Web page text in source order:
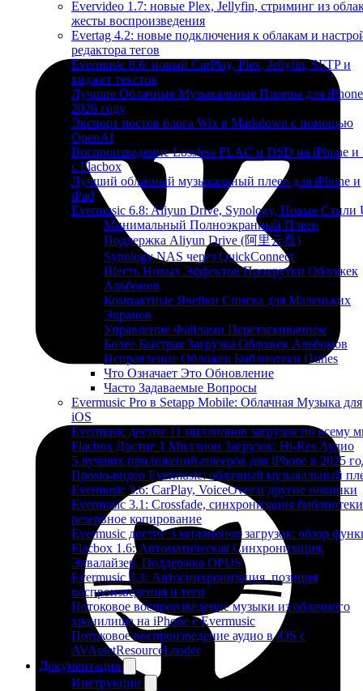
Evervideo 1.7: новые Plex, Jellyfin, стриминг из
жесты воспроизведения
Evertag 4.2: новые подключения к облакам и
редактора тегов
Evermusic 8.6: новый CarPlay, Plex, Jellyfin, SFTP и
виджет текстов
Лучшие Облачные Музыкальные Плееры для
2026 году
Экспорт постов блога Wix в Markdown с помощью
OpenAI
Воспроизведение Lossless FLAC и DSD на iPhone и
с Flacbox
Лучший облачный музыкальный плеер для iPhone и
iPad
Evermusic 6.8: Aliyun Drive, Synology, Новые Стили
Минимальный Полноэкранный Плеер
Поддержка Aliyun Drive (阿里云盘)
Synology NAS через QuickConnect
Шесть Новых Эффектов Прокрутки Обложек
Альбомов
Компактные Ячейки Списка для Маленьких
Экранов
Управление Файлами Перетаскиванием
Более Быстрая Загрузка Обложек Альбомов
Исправление Обложек Библиотеки iTunes
Что Означает Это Обновление
Часто Задаваемые Вопросы
Evermusic Pro в Setapp Mobile: Облачная Музыка для
iOS
Evermusic достиг 11 миллионов загрузок по всему
Flacbox Достиг 1 Миллион Загрузок: Hi-Res Аудио
5 лучших приложений-плееров для iPhone в 2025
Промо-видео Evermusic: облачный музыкальный
Evermusic 3.6: CarPlay, VoiceOver и другие новинки
Evermusic 3.1: Crossfade, синхронизация
резервное копирование
Evermusic достиг 3 миллионов загрузок: обзор
Flacbox 1.6: Автоматическая Синхронизация,
Эквалайзер, Поддержка OPUS
Evermusic 2.3: Автосинхронизация, позиция
воспроизведения и теги
Потоковое воспроизведение музыки из облачного
хранилища на iPhone с Evermusic
Потоковое воспроизведение аудио в iOS с
AVAssetResourceLoader
Документация
Инструкции